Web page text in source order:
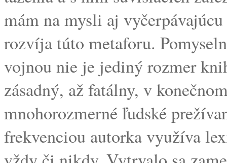
mám na mysli aj
rozvíja túto metaforu.
vojnou nie je jediný rozmer
zásadný, až fatálny, v
mnohorozmerné ľudské
frekvenciou autorka využíva